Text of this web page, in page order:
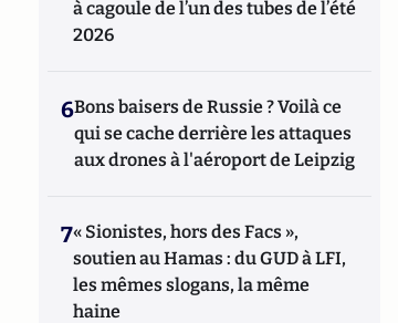
à cagoule de l’un des tubes de l’été
2026
6Bons baisers de Russie ? Voilà ce
qui se cache derrière les attaques
aux drones à l'aéroport de Leipzig
7« Sionistes, hors des Facs »,
soutien au Hamas : du GUD à LFI,
les mêmes slogans, la même
haine